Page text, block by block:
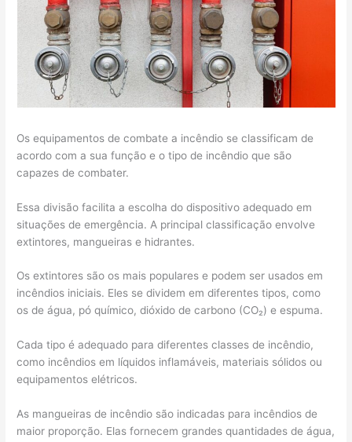
Os equipamentos de combate a incêndio se classificam de
acordo com a sua função e o tipo de incêndio que são
capazes de combater.
Essa divisão facilita a escolha do dispositivo adequado em
situações de emergência. A principal classificação envolve
extintores, mangueiras e hidrantes.
Os extintores são os mais populares e podem ser usados em
incêndios iniciais. Eles se dividem em diferentes tipos, como
os de água, pó químico, dióxido de carbono (CO₂) e espuma.
Cada tipo é adequado para diferentes classes de incêndio,
como incêndios em líquidos inflamáveis, materiais sólidos ou
equipamentos elétricos.
As mangueiras de incêndio são indicadas para incêndios de
maior proporção. Elas fornecem grandes quantidades de água,